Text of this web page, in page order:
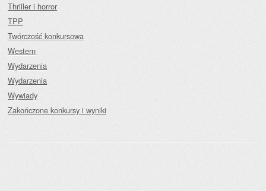
Thriller i horror
TPP
Twórczość konkursowa
Western
Wydarzenia
Wydarzenia
Wywiady
Zakończone konkursy i wyniki